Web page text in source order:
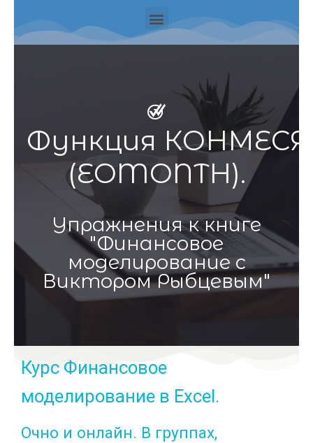
Функция
(EOMONTH).
Упражнения к книге
"Финансовое
моделирование с
Виктором Рыбцевым"
Курс Финансовое
моделирование в Excel.
Очно и онлайн. В группах,